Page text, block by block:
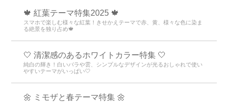
🍁 紅葉テーマ特集2025 🍁
スマホで楽しむ様々な紅葉！きせかえテーマで赤、黄、様々な色に染ま
る絶景を独り占め🍁
🤍 清潔感のあるホワイトカラー特集 🤍
純白の輝き！白いバラや雲、シンプルなデザインが光るおしゃれで使い
やすいテーマがいっぱい🤍
🌼 ミモザと春テーマ特集 🌼